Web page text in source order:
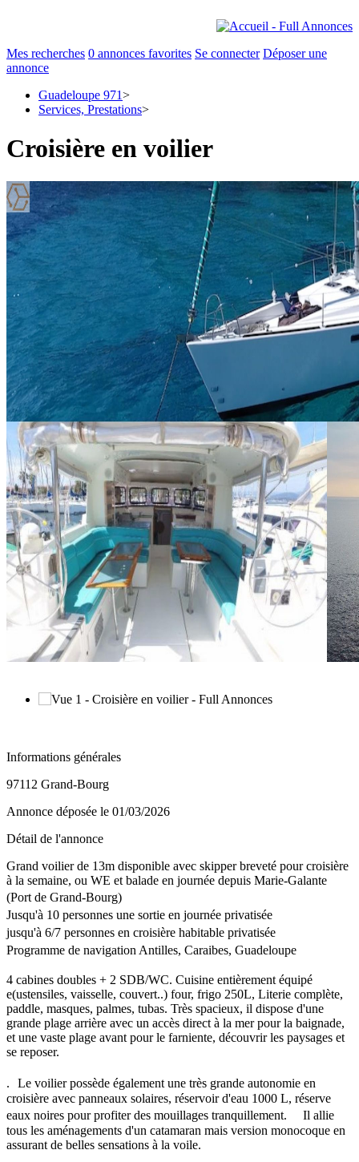
Mes recherches 0 annonces favorites Se connecter Déposer une
annonce
Guadeloupe 971>
Services, Prestations>
Croisière en voilier
Informations générales
97112 Grand-Bourg
Annonce déposée le 01/03/2026
Détail de l'annonce
Grand voilier de 13m disponible avec skipper breveté pour croisière
à la semaine, ou WE et balade en journée depuis Marie-Galante
(Port de Grand-Bourg)
Jusqu'à 10 personnes une sortie en journée privatisée
jusqu'à 6/7 personnes en croisière habitable privatisée
Programme de navigation Antilles, Caraibes, Guadeloupe
4 cabines doubles + 2 SDB/WC. Cuisine entièrement équipé
e(ustensiles, vaisselle, couvert..) four, frigo 250L, Literie complète,
paddle, masques, palmes, tubas. Très spacieux, il dispose d'une
grande plage arrière avec un accès direct à la mer pour la baignade,
et une vaste plage avant pour le farniente, découvrir les paysages et
se reposer.
. Le voilier possède également une très grande autonomie en
croisière avec panneaux solaires, réservoir d'eau 1000 L, réserve
eaux noires pour profiter des mouillages tranquillement. Il allie
tous les aménagements d'un catamaran mais version monocoque en
assurant de belles sensations à la voile.